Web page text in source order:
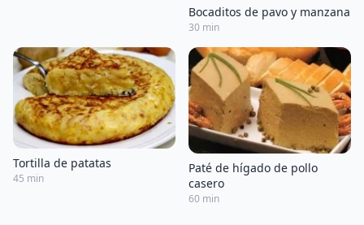
Bocaditos de pavo y manzana
30 min
Tortilla de patatas
45 min
Paté de hígado de pollo
casero
60 min